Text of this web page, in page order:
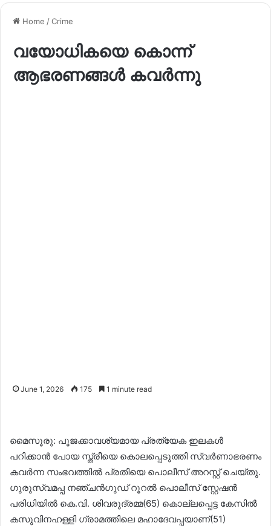
Home /Crime
വയോധികയെ കൊന്ന്
ആഭരണങ്ങൾ കവർന്നു
June 1, 2026 175 1 minute read
മൈസൂരു: പൂജക്കാവശ്യമായ പ്രത്യേക ഇലകൾ
പറിക്കാൻ പോയ സ്ത്രീയെ കൊലപ്പെടുത്തി സ്വർണാഭരണം
കവർന്ന സംഭവത്തിൽ പ്രതിയെ പൊലീസ് അറസ്റ്റ് ചെയ്തു.
ഗുരുസ്വമപ്പ നഞ്ചൻഗുഡ് റൂറൽ പൊലീസ് സ്റ്റേഷൻ
പരിധിയിൽ കെ.വി. ശിവരുദ്രമ്മ(65) കൊല്ലപ്പെട്ട കേസിൽ
കസുവിനഹള്ളി ഗ്രാമത്തിലെ മഹാദേവപ്പയാണ്(51)